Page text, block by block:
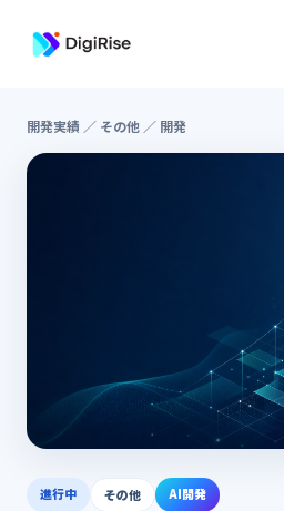
開発実績 ／ その他 ／ 開発
進行中 その他 AI開発